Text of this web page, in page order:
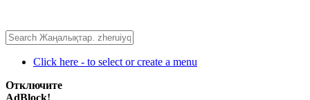
Click here - to select or create a menu
Отключите
AdBlock!